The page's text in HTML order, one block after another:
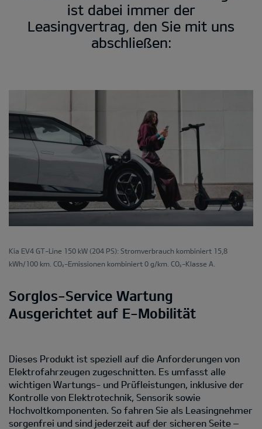
ist dabei immer der
Leasingvertrag, den Sie mit uns
abschließen:
Kia EV4 GT-Line 150 kW (204 PS): Stromverbrauch kombiniert 15,8
kWh/100 km. CO2 -Emissionen kombiniert 0 g/km. CO2 -Klasse A.
Sorglos-Service Wartung
Ausgerichtet auf E-Mobilität
Dieses Produkt ist speziell auf die Anforderungen von
Elektrofahrzeugen zugeschnitten. Es umfasst alle
wichtigen Wartungs- und Prüfleistungen, inklusive der
Kontrolle von Elektrotechnik, Sensorik sowie
Hochvoltkomponenten. So fahren Sie als Leasingnehmer
sorgenfrei und sind jederzeit auf der sicheren Seite –